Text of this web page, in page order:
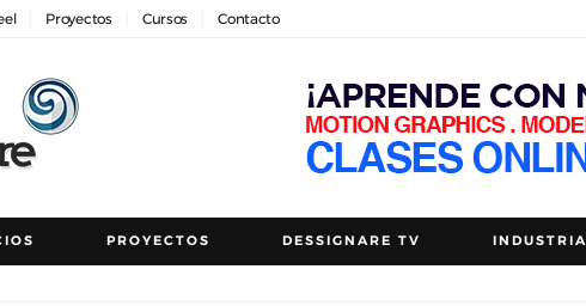
Proyectos Cursos Contacto
PROYECTOS DESSIGNARE TV INDUSTRIA